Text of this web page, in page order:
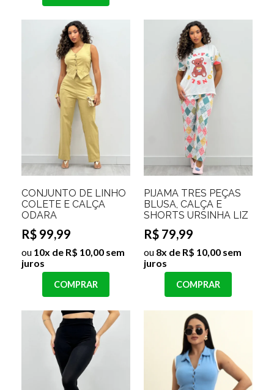
CONJUNTO DE LINHO
COLETE E CALÇA
ODARA
R$ 99,99
ou 10x de R$ 10,00 sem
juros
COMPRAR
PIJAMA TRÊS PEÇAS
BLUSA, CALÇA E
SHORTS URSINHA LIZ
R$ 79,99
ou 8x de R$ 10,00 sem
juros
COMPRAR